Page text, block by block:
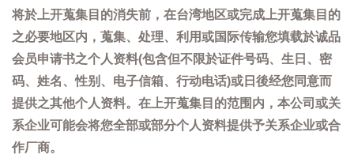
将於上开蒐集目的消失前，在台湾地区或完成上开蒐集目的
之必要地区内，蒐集、处理、利用或国际传输您填载於诚品
会员申请书之个人资料(包含但不限於证件号码、生日、密
码、姓名、性别、电子信箱、行动电话)或日後经您同意而
提供之其他个人资料。在上开蒐集目的范围内，本公司或关
系企业可能会将您全部或部分个人资料提供予关系企业或合
作厂商。